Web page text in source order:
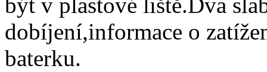
dobíjení,informace o
baterku.